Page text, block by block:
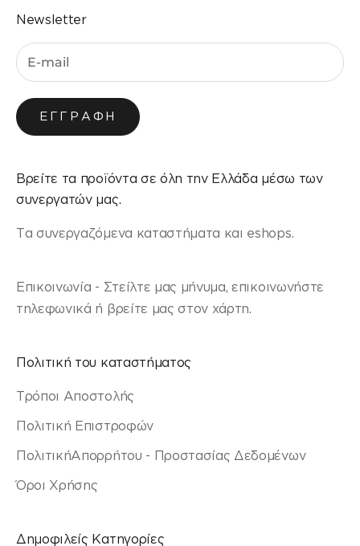
Newsletter
ΕΓΓΡΑΦΉ
Βρείτε τα προϊόντα σε όλη την Ελλάδα μέσω των
συνεργατών μας.
Τα συνεργαζόμενα καταστήματα και eshops.
Επικοινωνία - Στείλτε μας μήνυμα, επικοινωνήστε
τηλεφωνικά ή βρείτε μας στον χάρτη.
Πολιτική του καταστήματος
Τρόποι Αποστολής
Πολιτική Επιστροφών
ΠολιτικήΑπορρήτου - Προστασίας Δεδομένων
Όροι Χρήσης
Δημοφιλείς Κατηγορίες